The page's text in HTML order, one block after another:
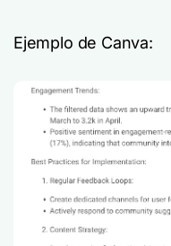
Ejemplo de Canva: